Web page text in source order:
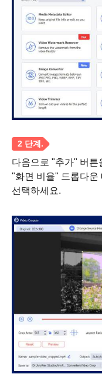
다음으로 "추가" 버튼
"화면 비율" 드롭다운
선택하세요.